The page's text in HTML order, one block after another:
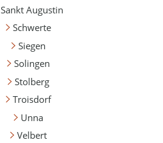
Sankt Augustin
Schwerte
Siegen
Solingen
Stolberg
Troisdorf
Unna
Velbert